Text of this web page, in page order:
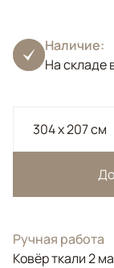
Наличие:
На складе
304 x 207 см
Ручная работа
Ковёр ткали 2